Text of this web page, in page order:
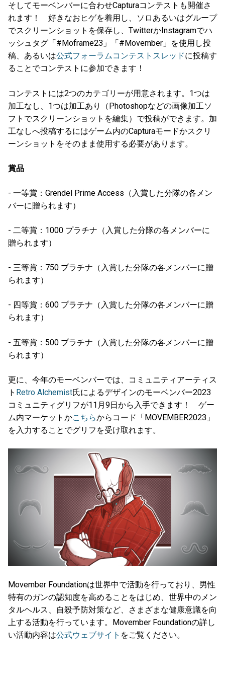
そしてモーベンバーに合わせCapturaコンテストも開催さ
れます！ 好きなおヒゲを着用し、ソロあるいはグループ
でスクリーンショットを保存し、TwitterかInstagramでハ
ッシュタグ「#Moframe23」「#Movember」を使用し投
稿、あるいは公式フォーラムコンテストスレッドに投稿す
ることでコンテストに参加できます！
コンテストには2つのカテゴリーが用意されます。1つは
加工なし、1つは加工あり（Photoshopなどの画像加工ソ
フトでスクリーンショットを編集）で投稿ができます。加
工なしへ投稿するにはゲーム内のCapturaモードかスクリ
ーンショットをそのまま使用する必要があります。
賞品
- 一等賞：Grendel Prime Access（入賞した分隊の各メン
バーに贈られます）
- 二等賞：1000 プラチナ（入賞した分隊の各メンバーに
贈られます）
- 三等賞：750 プラチナ（入賞した分隊の各メンバーに贈
られます）
- 四等賞：600 プラチナ（入賞した分隊の各メンバーに贈
られます）
- 五等賞：500 プラチナ（入賞した分隊の各メンバーに贈
られます）
更に、今年のモーベンバーでは、コミュニティアーティス
ト Retro Alchemist氏によるデザインのモーベンバー2023
コミュニティグリフが11月9日から入手できます！ ゲー
ム内マーケットかこちらからコード「MOVEMBER2023」
を入力することでグリフを受け取れます。
Movember Foundationは世界中で活動を行っており、男性
特有のガンの認知度を高めることをはじめ、世界中のメン
タルヘルス、自殺予防対策など、さまざまな健康意識を向
上する活動を行っています。Movember Foundationの詳し
い活動内容は公式ウェブサイト をご覧ください。